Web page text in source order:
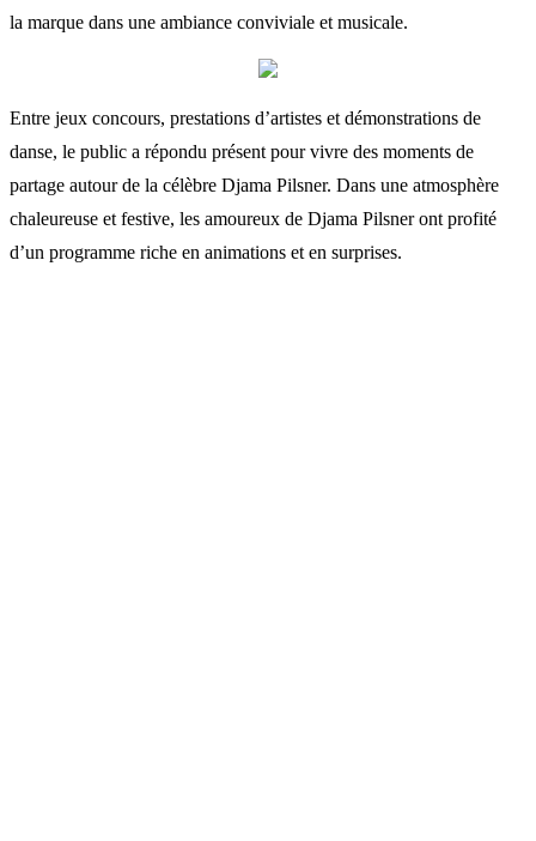
la marque dans une ambiance conviviale et musicale.
Entre jeux concours, prestations d’artistes et démonstrations de
danse, le public a répondu présent pour vivre des moments de
partage autour de la célèbre Djama Pilsner. Dans une atmosphère
chaleureuse et festive, les amoureux de Djama Pilsner ont profité
d’un programme riche en animations et en surprises.